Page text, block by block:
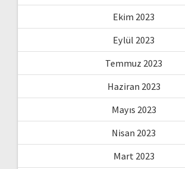
Ekim 2023
Eylül 2023
Temmuz 2023
Haziran 2023
Mayıs 2023
Nisan 2023
Mart 2023